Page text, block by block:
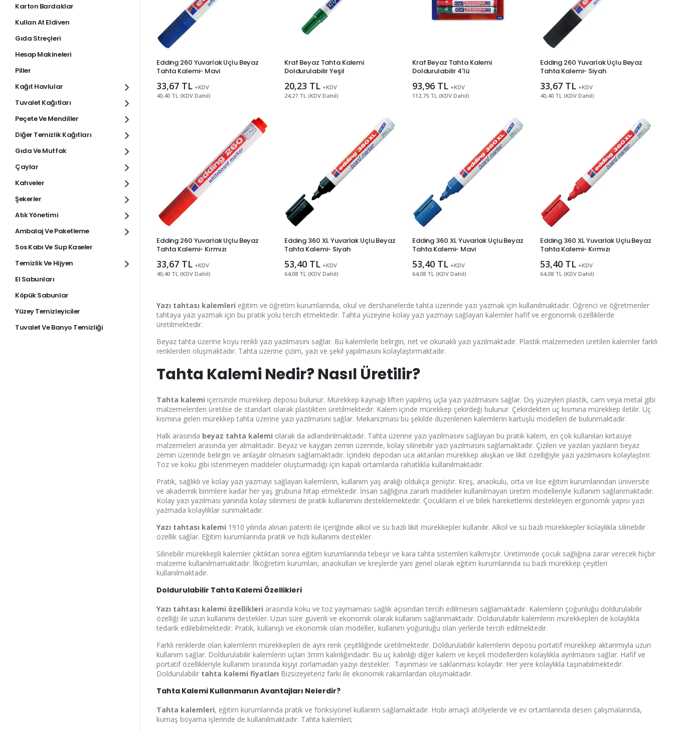
Kurumsal Üye Ol
%30'a
varan indirimlerden
yararlan.
Karton Bardaklar
Kullan At Eldiven
Gıda Streçleri
Hesap Makineleri
Piller
Kağıt Havlular
Tuvalet Kağıtları
Peçete Ve Mendiller
Diğer Temizlik Kağıtları
Gıda Ve Mutfak
Çaylar
Kahveler
Şekerler
Atık Yönetimi
Ambalaj Ve Paketleme
Sos Kabı Ve Sup Kaseler
Temizlik Ve Hijyen
El Sabunları
Köpük Sabunlar
Yüzey Temizleyiciler
Tuvalet Ve Banyo Temizliği
Edding 260 Yuvarlak Uçlu Beyaz
Tahta Kalemi- Mavi
33,67 TL +KDV
40,40 TL (KDV Dahil)
Kraf Beyaz Tahta Kalemi
Doldurulabilir Yeşil
20,23 TL +KDV
24,27 TL (KDV Dahil)
Kraf Beyaz Tahta Kalemi
Doldurulabilir 4'lü
93,96 TL +KDV
112,75 TL (KDV Dahil)
Edding 260 Yuvarlak Uçlu Beyaz
Tahta Kalemi- Siyah
33,67 TL +KDV
40,40 TL (KDV Dahil)
Edding 260 Yuvarlak Uçlu Beyaz
Tahta Kalemi- Kırmızı
33,67 TL +KDV
40,40 TL (KDV Dahil)
Edding 360 XL Yuvarlak Uçlu Beyaz
Tahta Kalemi- Siyah
53,40 TL +KDV
64,08 TL (KDV Dahil)
Edding 360 XL Yuvarlak Uçlu Beyaz
Tahta Kalemi- Mavi
53,40 TL +KDV
64,08 TL (KDV Dahil)
Edding 360 XL Yuvarlak Uçlu Beyaz
Tahta Kalemi- Kırmızı
53,40 TL +KDV
64,08 TL (KDV Dahil)
Yazı tahtası kalemleri eğitim ve öğretim kurumlarında, okul ve dershanelerde tahta üzerinde yazı yazmak için kullanılmaktadır. Öğrenci ve öğretmenler
tahtaya yazı yazmak için bu pratik yolu tercih etmektedir. Tahta yüzeyine kolay yazı yazmayı sağlayan kalemler hafif ve ergonomik özelliklerde
üretilmektedir.
Beyaz tahta üzerine koyu renkli yazı yazılmasını sağlar. Bu kalemlerle belirgin, net ve okunaklı yazı yazılmaktadır. Plastik malzemeden üretilen kalemler farklı
renklerden oluşmaktadır. Tahta üzerine çizim, yazı ve şekil yapılmasını kolaylaştırmaktadır.
Tahta Kalemi Nedir? Nasıl Üretilir?
Tahta kalemi içerisinde mürekkep deposu bulunur. Mürekkep kaynağı liften yapılmış uçla yazı yazılmasını sağlar. Dış yüzeyleri plastik, cam veya metal gibi
malzemelerden üretilse de standart olarak plastikten üretilmektedir. Kalem içinde mürekkep çekirdeği bulunur. Çekirdekten uç kısmına mürekkep iletilir. Uç
kısmına gelen mürekkep tahta üzerine yazı yazılmasını sağlar. Mekanizması bu şekilde düzenlenen kalemlerin kartuşlu modelleri de bulunmaktadır.
Halk arasında beyaz tahta kalemi olarak da adlandırılmaktadır. Tahta üzerine yazı yazılmasını sağlayan bu pratik kalem, en çok kullanılan kırtasiye
malzemeleri arasında yer almaktadır. Beyaz ve kaygan zemin üzerinde, kolay silinebilir yazı yazılmasını sağlamaktadır. Çizilen ve yazılan yazıların beyaz
zemin üzerinde belirgin ve anlaşılır olmasını sağlamaktadır. İçindeki depodan uca aktarılan mürekkep akışkan ve likit özelliğiyle yazı yazılmasını kolaylaştırır.
Toz ve koku gibi istenmeyen maddeler oluşturmadığı için kapalı ortamlarda rahatlıkla kullanılmaktadır.
Pratik, sağlıklı ve kolay yazı yazmayı sağlayan kalemlerin, kullanım yaş aralığı oldukça geniştir. Kreş, anaokulu, orta ve lise eğitim kurumlarından üniversite
ve akademik birimlere kadar her yaş grubuna hitap etmektedir. İnsan sağlığına zararlı maddeler kullanılmayan üretim modelleriyle kullanım sağlanmaktadır.
Kolay yazı yazılması yanında kolay silinmesi de pratik kullanımını desteklemektedir. Çocukların el ve bilek hareketlerini destekleyen ergonomik yapısı yazı
yazmada kolaylıklar sunmaktadır.
Yazı tahtası kalemi 1910 yılında alınan patenti ile içeriğinde alkol ve su bazlı likit mürekkepler kullanılır. Alkol ve su bazlı mürekkepler kolaylıkla silinebilir
özellik sağlar. Eğitim kurumlarında pratik ve hızlı kullanımı destekler.
Silinebilir mürekkepli kalemler çıktıktan sonra eğitim kurumlarında tebeşir ve kara tahta sistemleri kalkmıştır. Üretiminde çocuk sağlığına zarar verecek hiçbir
malzeme kullanılmamaktadır. İlköğretim kurumları, anaokulları ve kreşlerde yani genel olarak eğitim kurumlarında su bazlı mürekkep çeşitleri
kullanılmaktadır.
Doldurulabilir Tahta Kalemi Özellikleri
Yazı tahtası kalemi özellikleri arasında koku ve toz yaymaması sağlık açısından tercih edilmesini sağlamaktadır. Kalemlerin çoğunluğu doldurulabilir
özelliği ile uzun kullanımı destekler. Uzun süre güvenli ve ekonomik olarak kullanım sağlanmaktadır. Doldurulabilir kalemlerin mürekkepleri de kolaylıkla
tedarik edilebilmektedir. Pratik, kullanışlı ve ekonomik olan modeller, kullanım yoğunluğu olan yerlerde tercih edilmektedir.
Farklı renklerde olan kalemlerin mürekkepleri de aynı renk çeşitliliğinde üretilmektedir. Doldurulabilir kalemlerin deposu portatif mürekkep aktarımıyla uzun
kullanım sağlar. Doldurulabilir kalemlerin uçları 3mm kalınlığındadır. Bu uç kalınlığı diğer kalem ve keçeli modellerden kolaylıkla ayrılmasını sağlar. Hafif ve
portatif özellikleriyle kullanım sırasında kişiyi zorlamadan yazıyı destekler. Taşınması ve saklanması kolaydır. Her yere kolaylıkla taşınabilmektedir.
Doldurulabilir tahta kalemi fiyatları Bizsizeyeteriz farkı ile ekonomik rakamlardan oluşmaktadır.
Tahta Kalemi Kullanmanın Avantajları Nelerdir?
Tahta kalemleri, eğitim kurumlarında pratik ve fonksiyonel kullanım sağlamaktadır. Hobi amaçlı atölyelerde ve ev ortamlarında desen çalışmalarında,
kumaş boyama işlerinde de kullanılmaktadır. Tahta kalemleri;